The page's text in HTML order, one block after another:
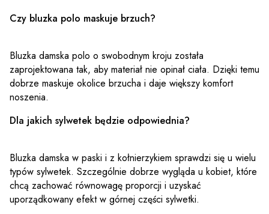
Czy bluzka polo maskuje brzuch?
Bluzka damska polo o swobodnym kroju została
zaprojektowana tak, aby materiał nie opinał ciała. Dzięki temu
dobrze maskuje okolice brzucha i daje większy komfort
noszenia.
Dla jakich sylwetek będzie odpowiednia?
Bluzka damska w paski i z kołnierzykiem sprawdzi się u wielu
typów sylwetek. Szczególnie dobrze wygląda u kobiet, które
chcą zachować równowagę proporcji i uzyskać
uporządkowany efekt w górnej części sylwetki.